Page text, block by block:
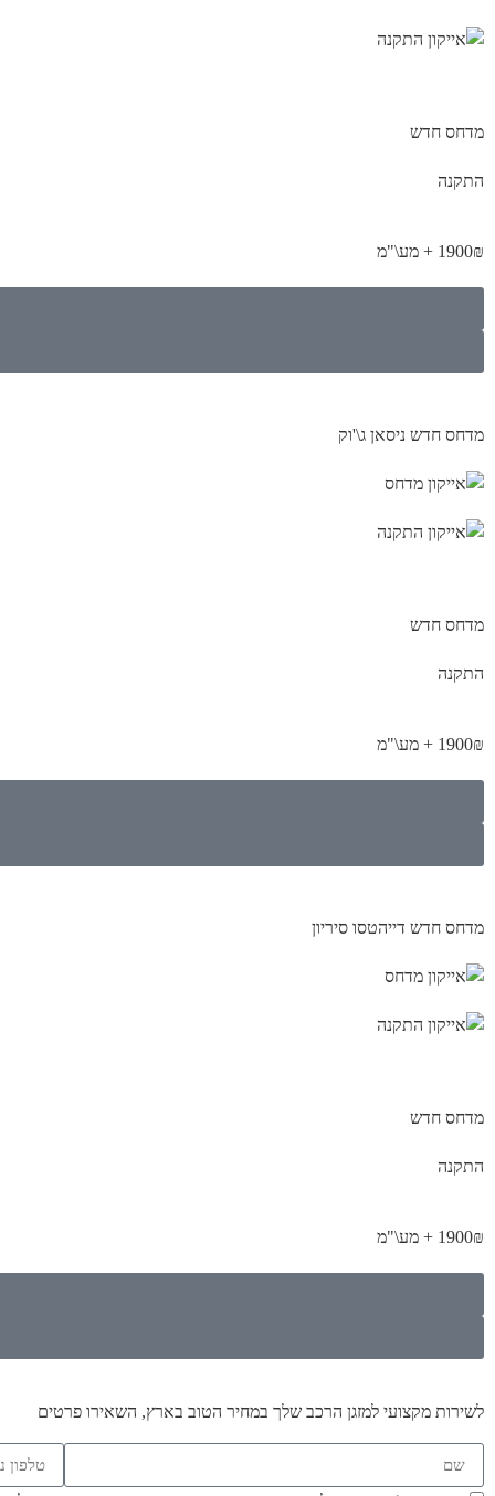
מדחס חדש
התקנה
1900₪ + מע\"מ
מדחס חדש ניסאן ג\'וק
מדחס חדש
התקנה
1900₪ + מע\"מ
מדחס חדש דייהטסו סיריון
מדחס חדש
התקנה
1900₪ + מע\"מ
לשירות מקצועי למזגן הרכב שלך במחיר הטוב בארץ, השאירו פרטים